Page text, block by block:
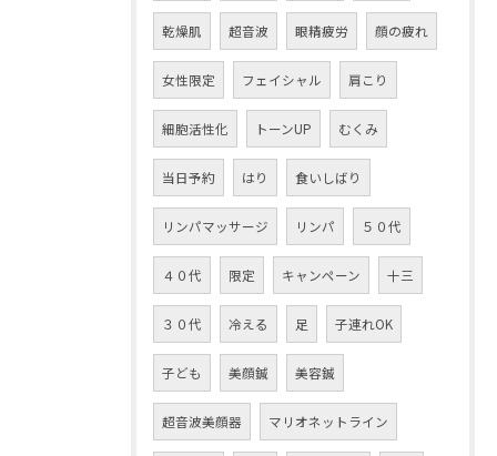
乾燥肌 超音波 眼精疲労 顔の疲れ
女性限定 フェイシャル 肩こり
細胞活性化 トーンUP むくみ
当日予約 はり 食いしばり
リンパマッサージ リンパ ５０代
４０代 限定 キャンペーン 十三
３０代 冷える 足 子連れOK
子ども 美顔鍼 美容鍼
超音波美顔器 マリオネットライン